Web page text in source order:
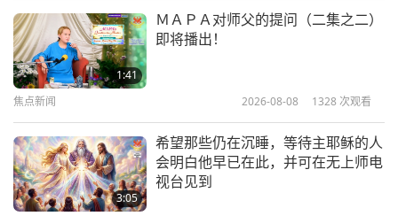
在伟大灵性计画中我们星球的现况
来自ＭＡＰＡ的指示，以让「和平世
界」顺利抵达 2026.06.23
1:41
ＭＡＰＡ对师父的提问（二集之二）
即将播出！
焦点新闻 2026-08-08 1328 次观看
3:05
希望那些仍在沉睡，等待主耶稣的人
会明白他早已在此，并可在无上师电
视台见到